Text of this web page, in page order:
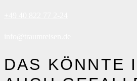
DAS KÖNNTE